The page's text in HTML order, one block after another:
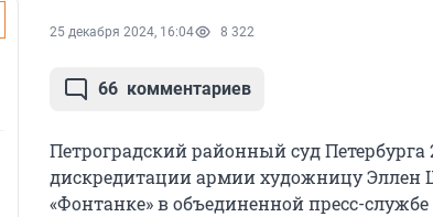
25 декабря 2024, 16:04 8 322
66 комментариев
Петроградский районный суд
дискредитации армии художницу Эллен
«Фонтанке» в объединенной пресс-